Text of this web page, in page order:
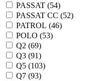
PASSAT (54)
PASSAT CC (52)
PATROL (46)
POLO (53)
Q2 (69)
Q3 (91)
Q5 (103)
Q7 (93)